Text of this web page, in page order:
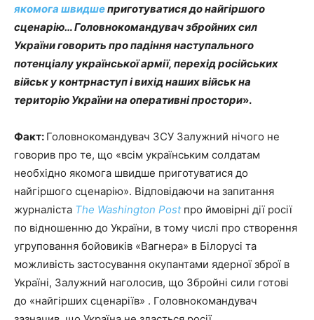
якомога швидшеприготуватися до найгіршого
сценарію… Головнокомандувач збройних сил
України говорить про падіння наступального
потенціалу української армії, перехід російських
військ у контрнаступ і вихід наших військ на
територію України на оперативні простори».
Факт: Головнокомандувач ЗСУ Залужний нічого не
говорив про те, що «всім українським солдатам
необхідно якомога швидше приготуватися до
найгіршого сценарію». Відповідаючи на запитання
журналіста The Washington Postпро ймовірні дії росії
по відношенню до України, в тому числі про створення
угруповання бойовиків «Вагнера» в Білорусі та
можливість застосування окупантами ядерної зброї в
Україні, Залужний наголосив, що Збройні сили готові
до «найгірших сценаріїв» . Головнокомандувач